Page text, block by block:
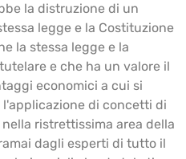
la distruzione di un
legge e la Costituzione
la stessa legge e la
e che ha un valore il
economici a cui si
di concetti di
ristrettissima area della
dagli esperti di tutto il